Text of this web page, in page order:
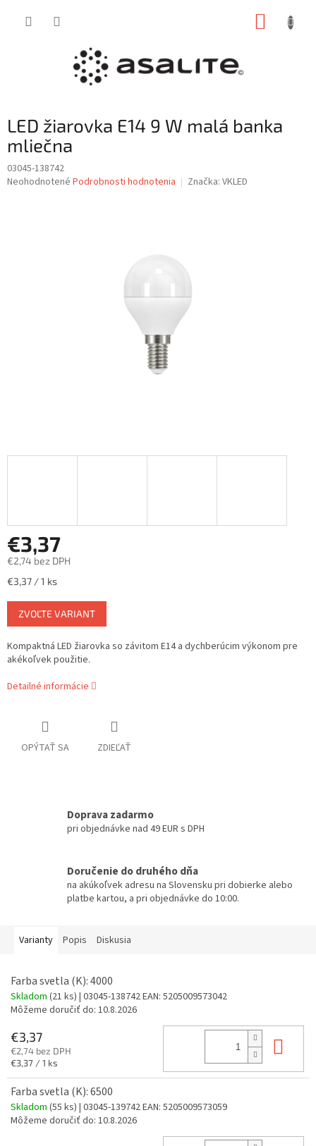
LED žiarovka E14 9 W malá banka
mliečna
03045-138742
Priemerné
Neohodnotené Podrobnosti hodnotenia Značka: VKLED
€3,37
€2,74 bez DPH
Jednotková
€3,37 / 1 ks
ZVOĽTE VARIANT
Kompaktná LED žiarovka so závitom E14 a dychberúcim výkonom pre
akékoľvek použitie.
Detailné informácie
OPÝTAŤ SA ZDIEĽAŤ
Doprava zadarmo
pri objednávke nad 49 EUR s DPH
Doručenie do druhého dňa
na akúkoľvek adresu na Slovensku pri dobierke alebo
platbe kartou, a pri objednávke do 10:00.
Varianty Popis Diskusia
Farba svetla (K): 4000
Skladom (21 ks) | 03045-138742EAN: 5205009573042
Môžeme doručiť do: 10.8.2026
€3,37
€2,74 bez DPH
Jednotková
€3,37 / 1 ks
Farba svetla (K): 6500
Skladom (55 ks) | 03045-139742EAN: 5205009573059
Môžeme doručiť do: 10.8.2026